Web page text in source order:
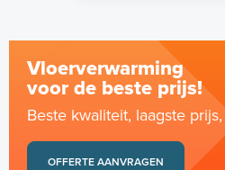
Vloerverwarming
voor de beste prijs!
Beste kwaliteit, laagste
OFFERTE AANVRAGEN